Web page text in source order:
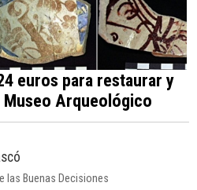
euros para restaurar y
Arqueológico
las Buenas Decisiones